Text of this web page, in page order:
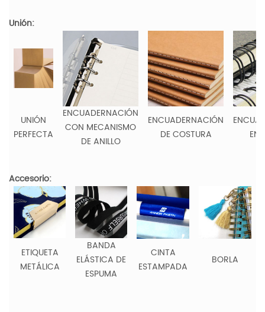
Unión:
UNIÓN
PERFECTA
ENCUADERNACIÓN
CON MECANISMO
DE ANILLO
ENCUADERNACIÓN
DE COSTURA
EN
Accesorio:
ETIQUETA
METÁLICA
BANDA
ELÁSTICA DE
ESPUMA
CINTA
ESTAMPADA
BORLA